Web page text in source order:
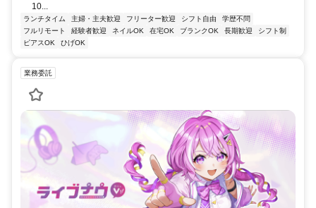
10...
ランチタイム 主婦・主夫歓迎 フリーター歓迎 シフト自由
学歴不問
フルリモート
経験者歓迎 ネイルOK 在宅OK ブランクOK 長期歓迎
シフト制
ピアスOK
ひげOK
業務委託